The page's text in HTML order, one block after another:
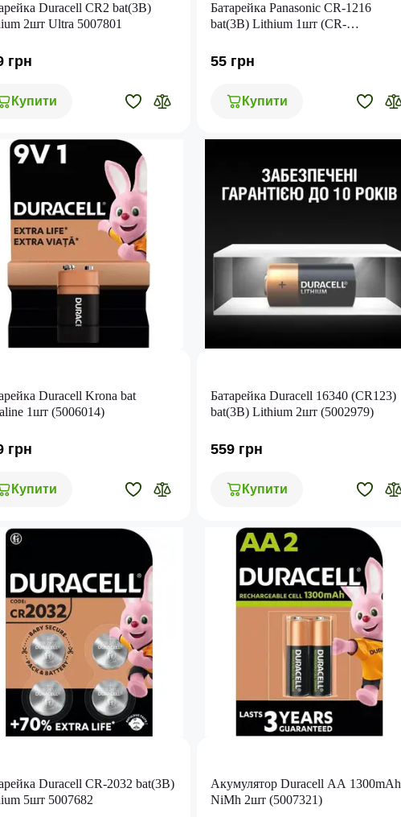
Duracell CR2 bat(3B)
2шт Ultra 5007801
грн
Купити
Батарейка Panasonic CR-1216
bat(3B) Lithium 1шт (CR-
55 грн
Купити
Duracell Krona bat
1шт (5006014)
грн
Купити
Батарейка Duracell 16340 (CR123)
bat(3B) Lithium 2шт (5002979)
559 грн
Купити
Duracell CR-2032 bat(3B)
5шт 5007682
Акумулятор Duracell AA 1300mAh
NiMh 2шт (5007321)